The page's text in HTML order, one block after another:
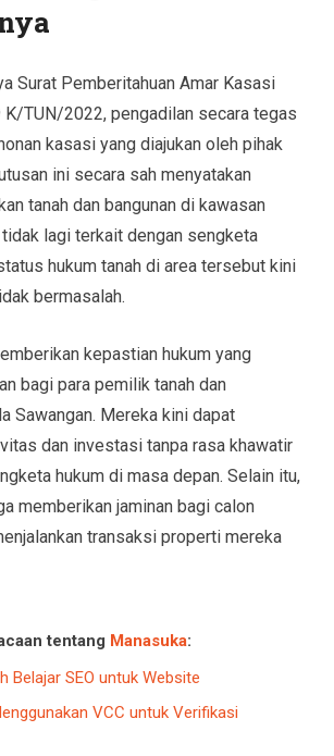
Surat Pemberitahuan Amar Kasasi
K/TUN/2022, pengadilan secara tegas
kasasi yang diajukan oleh pihak
ini secara sah menyatakan
tanah dan bangunan di kawasan
lagi terkait dengan sengketa
hukum tanah di area tersebut kini
bermasalah.
kepastian hukum yang
bagi para pemilik tanah dan
Sawangan. Mereka kini dapat
dan investasi tanpa rasa khawatir
hukum di masa depan. Selain itu,
memberikan jaminan bagi calon
transaksi properti mereka
tentang Manasuka:
Belajar SEO untuk Website
VCC untuk Verifikasi